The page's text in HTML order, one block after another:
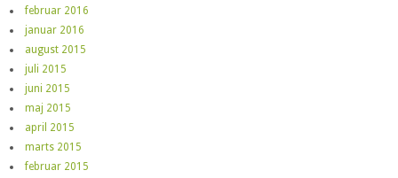
februar 2016
januar 2016
august 2015
juli 2015
juni 2015
maj 2015
april 2015
marts 2015
februar 2015